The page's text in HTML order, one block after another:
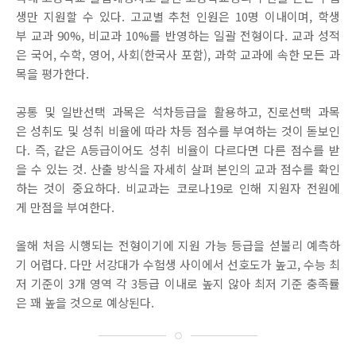
생만 지원할 수 있다. 고교별 추천 인원은 10명 이내이며, 학생
부 교과 90%, 비교과 10%를 반영하는 일괄 전형이다. 교과 성적
은 국어, 수학, 영어, 사회(한국사 포함), 과학 교과에 속한 모든 과
목을 평가한다.
공통 및 일반선택 과목은 석차등급을 활용하고, 진로선택 과목
은 성취도 및 성취 비율에 따라 차등 점수를 부여하는 것이 돋보인
다. 즉, 같은 A등급이어도 성취 비율이 다르다면 다른 점수를 받
을 수 있는 것. 산출 방식을 자세히 살펴 본인의 교과 점수를 확인
하는 것이 중요하다. 비교과는 코로나19로 인해 지원자 전원에
게 만점을 부여한다.
올해 처음 시행되는 전형이기에 지원 가능 등급을 섣불리 예측하
기 어렵다. 다만 서강대가 수험생 사이에서 선호도가 높고, 수능 최
저 기준이 3개 영역 각 3등급 이내로 높지 않아 최저 기준 충족률
은 꽤 높을 것으로 예상된다.